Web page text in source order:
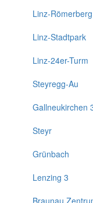
Linz-Römerberg
Linz-Stadtpark
Linz-24er-Turm
Steyregg-Au
Gallneukirchen
Steyr
Grünbach
Lenzing 3
Braunau